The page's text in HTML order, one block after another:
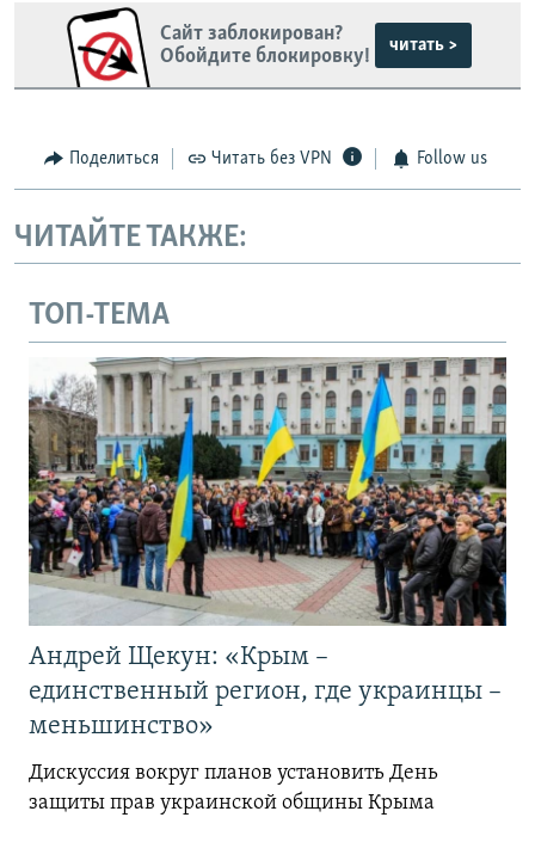
Сайт заблокирован?
Обойдите блокировку!
читать >
Поделиться Читать без VPN Follow us
ЧИТАЙТЕ ТАКЖЕ:
ТОП-ТЕМА
Андрей Щекун: «Крым –
единственный регион, где украинцы –
меньшинство»
Дискуссия вокруг планов установить День
защиты прав украинской общины Крыма